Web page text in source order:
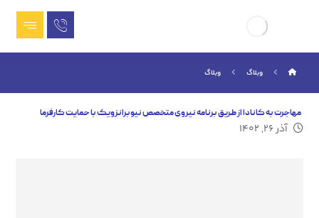
وبلاگ وبلاگ
مهاجرت به کانادا از طریق برنامه نیروی متخصص نیوبرانزویک با حمایت کارفرما
آذر ۲۶, ۱۴۰۲